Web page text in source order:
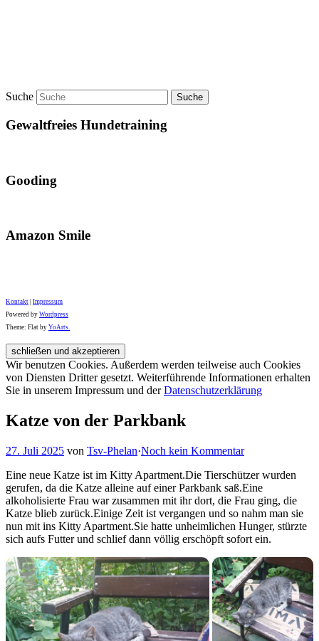
Suche
Gewaltfreies Hundetraining
Gooding
Amazon Smile
Kontakt Impressum
Powered by Wordpress
Theme: Flat by YoArts.
Wir benutzen Cookies. Außerdem werden teilweise auch Cookies
von Diensten Dritter gesetzt. Weiterführende Informationen erhalten
Sie in unserem Impressum und derDatenschutzerklärung
Katze von der Parkbank
27. Juli 2025 von Tsv-Phelan·Noch kein Kommentar
Eine neue Katze ist im Kitty Apartment.Die Tierschützer wurden
gerufen, da die Katze alleine auf einer Parkbank saß.Eine
alkoholisierte Frau war zusammen mit ihr dort, die Frau ging, die
Katze blieb zurück.Einige Zeit ist vergangen und so nahm man sie
nun mit ins Kitty Apartment.Sie hatte unheimlichen Hunger, stürzte
sich aufs Futter und schlief dann völlig erschöpft sofort ein.